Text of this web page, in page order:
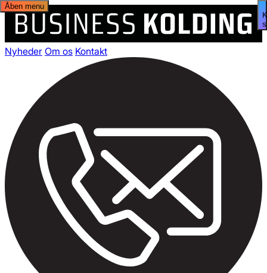
Nyheder Om os Kontakt
Åben menu